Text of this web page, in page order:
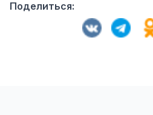
Поделиться: